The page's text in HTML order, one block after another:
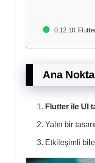
Ana
Flutter ile UI
Yalın bir
Etkileşimli